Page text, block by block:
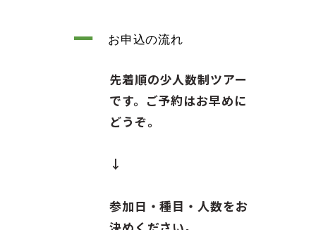
A お申込の流れ
先着順の少人数制ツアー
です。ご予約はお早めに
どうぞ。
↓
参加日・種目・人数をお